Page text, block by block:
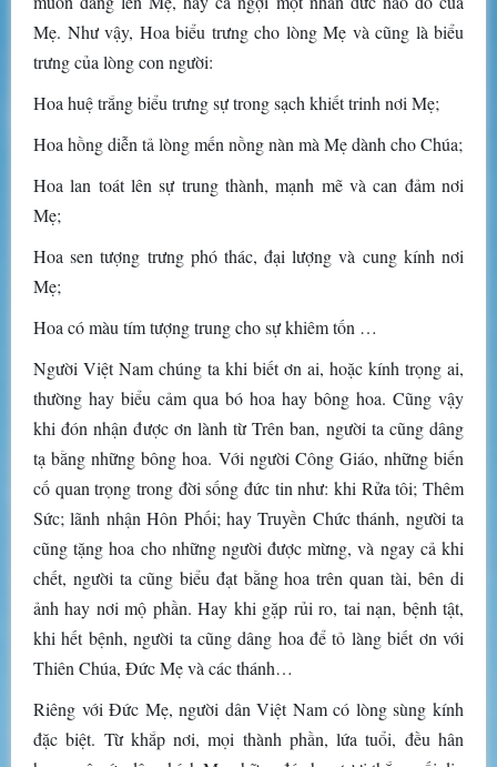
Mẹ. Như vậy, Hoa biểu trưng cho lòng Mẹ và cũng là biểu
trưng của lòng con người:
Hoa huệ trắng biểu trưng sự trong sạch khiết trinh nơi Mẹ;
Hoa hồng diễn tả lòng mến nồng nàn mà Mẹ dành cho Chúa;
Hoa lan toát lên sự trung thành, mạnh mẽ và can đảm nơi
Mẹ;
Hoa sen tượng trưng phó thác, đại lượng và cung kính nơi
Mẹ;
Hoa có màu tím tượng trung cho sự khiêm tốn …
Người Việt Nam chúng ta khi biết ơn ai, hoặc kính trọng ai,
thường hay biểu cảm qua bó hoa hay bông hoa. Cũng vậy
khi đón nhận được ơn lành từ Trên ban, người ta cũng dâng
tạ bằng những bông hoa. Với người Công Giáo, những biến
cố quan trọng trong đời sống đức tin như: khi Rửa tôi; Thêm
Sức; lãnh nhận Hôn Phối; hay Truyền Chức thánh, người ta
cũng tặng hoa cho những người được mừng, và ngay cả khi
chết, người ta cũng biểu đạt bằng hoa trên quan tài, bên di
ảnh hay nơi mộ phần. Hay khi gặp rủi ro, tai nạn, bệnh tật,
khi hết bệnh, người ta cũng dâng hoa để tỏ làng biết ơn với
Thiên Chúa, Đức Mẹ và các thánh…
Riêng với Đức Mẹ, người dân Việt Nam có lòng sùng kính
đặc biệt. Từ khắp nơi, mọi thành phần, lứa tuổi, đều hân